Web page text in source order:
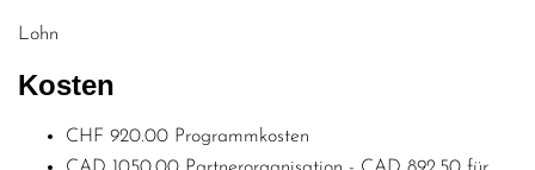
Lohn
Kosten
CHF 920.00 Programmkosten